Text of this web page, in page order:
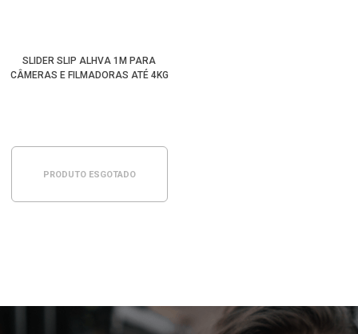
SLIDER SLIP ALHVA 1M PARA
CÂMERAS E FILMADORAS ATÉ 4KG
PRODUTO ESGOTADO